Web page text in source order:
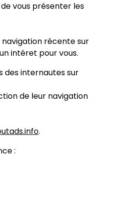
vous présenter les
récente sur
intéret pour vous.
des internautes sur
de leur navigation
.
: